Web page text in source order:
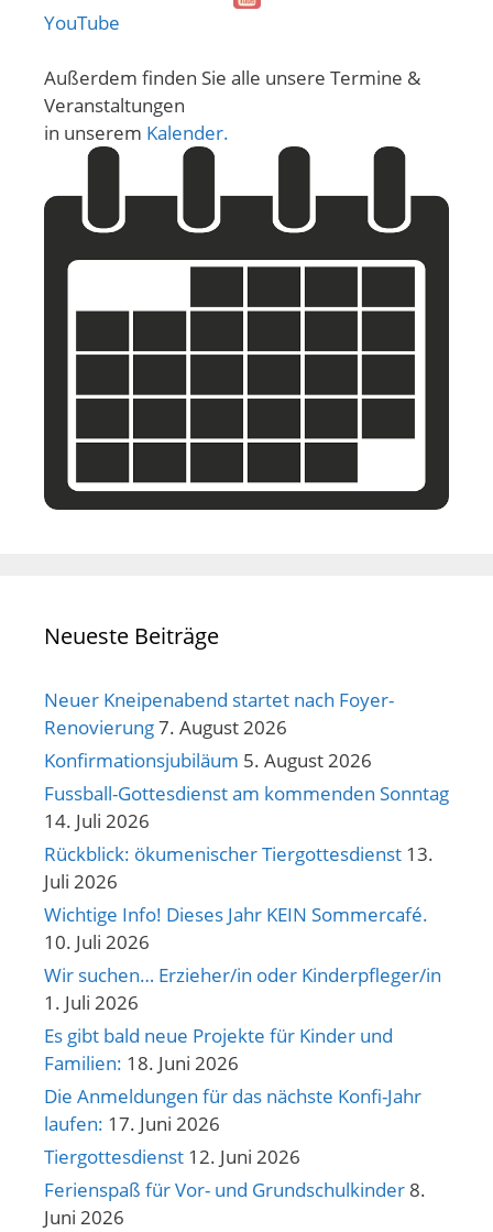
YouTube
Außerdem finden Sie alle unsere Termine &
Veranstaltungen
in unserem Kalender.
Neueste Beiträge
Neuer Kneipenabend startet nach Foyer-
Renovierung7. August 2026
Konfirmationsjubiläum 5. August 2026
Fussball-Gottesdienst am kommenden Sonntag
14. Juli 2026
Rückblick: ökumenischer Tiergottesdienst 13.
Juli 2026
Wichtige Info! Dieses Jahr KEIN Sommercafé.
10. Juli 2026
Wir suchen… Erzieher/in oder Kinderpfleger/in
1. Juli 2026
Es gibt bald neue Projekte für Kinder und
Familien: 18. Juni 2026
Die Anmeldungen für das nächste Konfi-Jahr
laufen: 17. Juni 2026
Tiergottesdienst 12. Juni 2026
Ferienspaß für Vor- und Grundschulkinder 8.
Juni 2026